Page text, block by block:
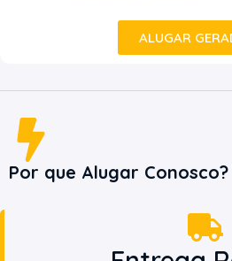
ALUGAR
Por que Alugar Conosco?